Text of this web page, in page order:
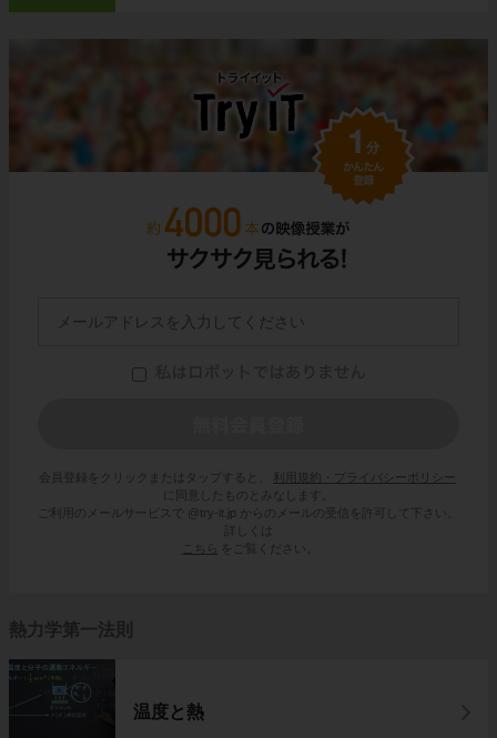
会員登録をクリックまたはタップすると、
利用規約・プライバシーポリシー
に同意したものとみなします。
ご利用のメールサービスで @try-it.jp からのメールの受信を許可して下さい。
詳しくは
こちら
をご覧ください。
熱力学第一法則
温度と熱